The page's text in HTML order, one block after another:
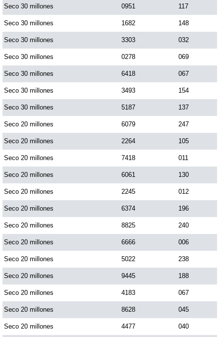
Pick 3 Noche
Pick 4 Día
Pick 4 Noche
Pijao de Oro
Saman de la suerte
Sinuano Día
Sinuano Noche
Super Chontico Noche
Seco 30 millones 0951 117
Seco 30 millones 1682 148
Seco 30 millones 3303 032
Seco 30 millones 0278 069
Seco 30 millones 6418 067
Seco 30 millones 3493 154
Seco 30 millones 5187 137
Seco 20 millones 6079 247
Seco 20 millones 2264 105
Seco 20 millones 7418 011
Seco 20 millones 6061 130
Seco 20 millones 2245 012
Seco 20 millones 6374 196
Seco 20 millones 8825 240
Seco 20 millones 6666 006
Seco 20 millones 5022 238
Seco 20 millones 9445 188
Seco 20 millones 4183 067
Seco 20 millones 8628 045
Seco 20 millones 4477 040